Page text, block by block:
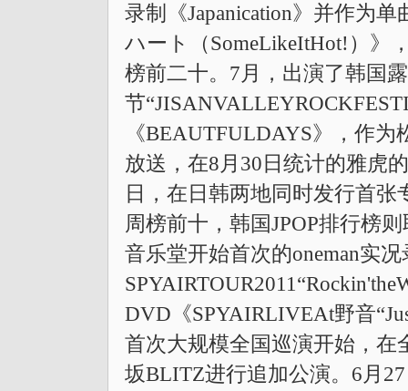
录制《Japanication》并作为
ハート（SomeLikeItHot!）》
榜前二十。7月，出演了韩国
节
《BEAUTFULDAYS》，作
放送，在8月30日统计的雅虎
日，在日韩两地同时发行首张
周榜前十，韩国JPOP排行榜
音乐堂开始首次的oneman实
DVD《SPYAIRLIVEAt野音
首次大规模全国巡演开始，在
坂BLITZ进行追加公演。6月